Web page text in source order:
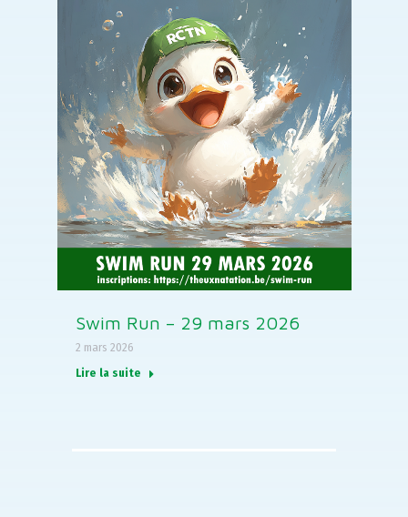
Swim Run – 29 mars 2026
2 mars 2026
Lire la suite